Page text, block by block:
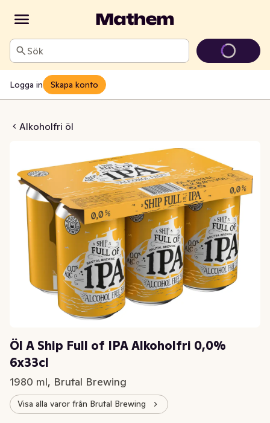
Sök
Logga in Skapa konto
Alkoholfri öl
Alkoholfri 0,0% 6x33cl
Öl A Ship Full of IPA Alkoholfri 0,0%
6x33cl
1980 ml, Brutal Brewing
Visa alla varor från Brutal Brewing